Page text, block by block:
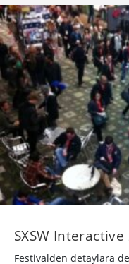
SXSW Interactive
Festivalden detaylara